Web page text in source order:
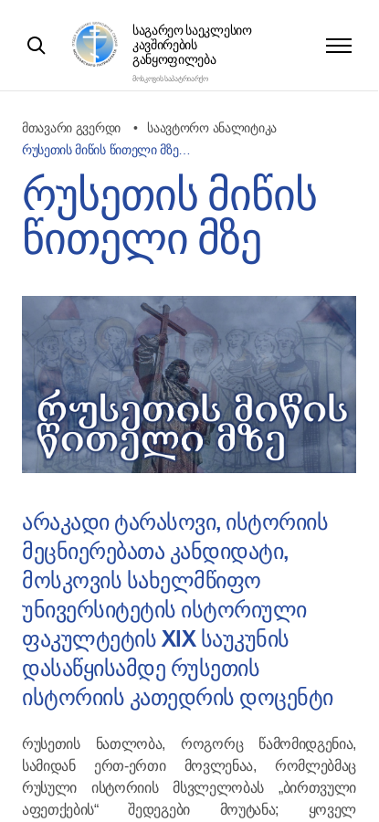
ᲡᲐᲒᲐᲠᲔᲝ ᲡᲐᲔᲙᲚᲔᲡᲘᲝ
ᲙᲐᲕᲨᲘᲠᲔᲑᲘᲡ
ᲒᲐᲜᲧᲝᲤᲘᲚᲔᲑᲐ
ᲛᲝᲡᲙᲝᲕᲘᲡ ᲡᲐᲞᲐᲢᲠᲘᲐᲠᲥᲝ
მთავარი გვერდი
საავტორო ანალიტიკა
რუსეთის მიწის წითელი მზე…
რუსეთის მიწის
წითელი მზე
არაკადი ტარასოვი, ისტორიის
მეცნიერებათა კანდიდატი,
მოსკოვის სახელმწიფო
უნივერსიტეტის ისტორიული
ფაკულტეტის XIX საუკუნის
დასაწყისამდე რუსეთის
ისტორიის კათედრის დოცენტი
რუსეთის ნათლობა, როგორც წამომიდგენია,
სამიდან ერთ-ერთი მოვლენაა, რომლებმაც
რუსული ისტორიის მსვლელობას „ბირთვული
აფეთქების“ შედეგები მოუტანა; ყოველ